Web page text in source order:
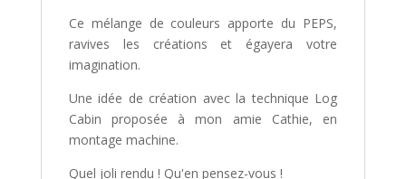
Ce mélange de couleurs apporte du PEPS,
ravives les créations et égayera votre
imagination.
Une idée de création avec la technique Log
Cabin proposée à mon amie Cathie, en
montage machine.
Quel joli rendu ! Qu'en pensez-vous !